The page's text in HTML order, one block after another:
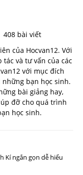
408 bài viết
của Hocvan12. Với
và tư vấn của các
với mục đích
bạn học sinh.
bài giảng hay,
đỡ cho quá trình
học sinh.
Kí ngắn gọn dễ hiểu